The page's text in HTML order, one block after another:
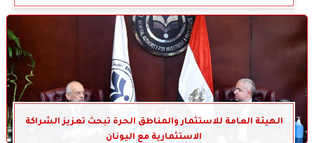
الهيئة العامة للاستثمار والمناطق الحرة تبحث تعزيز الشراكة
الاستثمارية مع اليونان